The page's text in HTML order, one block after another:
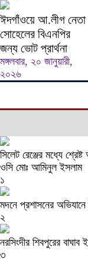
ঈদগাঁওয়ে আ.লীগ নেতা
সোহেলের বিএনপির
জন্য ভোট প্রার্থনা
মঙ্গলবার, ২০ জানুয়ারী,
২০২৬
সিলেট রেঞ্জের মধ্যে
ওসি মোঃ আমিনুল ইসলাম
১
মদনে প্রশাসনের
২
নরসিংদীর শিবপুরের
৩